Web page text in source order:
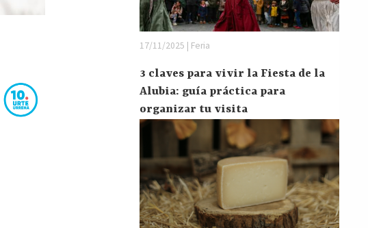
17/11/2025 | Feria
3 claves para vivir la Fiesta de la
Alubia: guía práctica para
organizar tu visita